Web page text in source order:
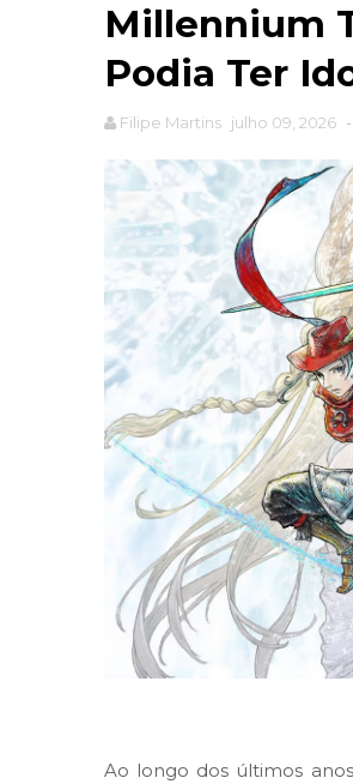
Millennium
Podia Ter
Filipe Martins julho 09, 2026 -
Ao longo dos últimos